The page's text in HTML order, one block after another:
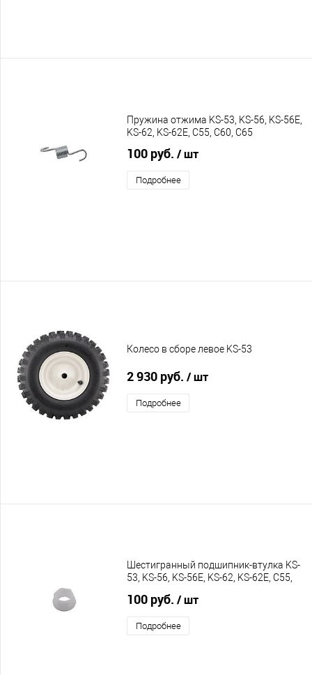
Пружина отжима KS-53, KS-56, KS-56E,
KS-62, KS-62E, C55, C60, C65
100 руб. / шт
Подробнее
Колесо в сборе левое KS-53
2 930 руб. / шт
Подробнее
Шестигранный подшипник-втулка KS-
53, KS-56, KS-56E, KS-62, KS-62E, C55,
100 руб. / шт
Подробнее